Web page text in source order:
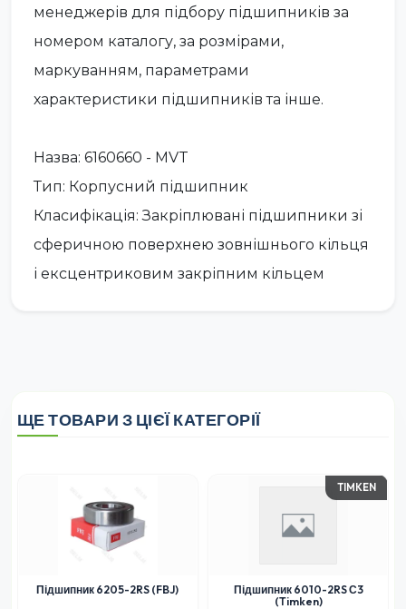
менеджерів для підбору підшипників за
номером каталогу, за розмірами,
маркуванням, параметрами
характеристики підшипників та інше.
Назва: 6160660 - MVT
Тип: Корпусний підшипник
Класифікація: Закріплювані підшипники зі
сферичною поверхнею зовнішнього кільця
і ексцентриковим закріпним кільцем
ЩЕ ТОВАРИ З ЦІЄЇ КАТЕГОРІЇ
Підшипник 6205-2RS (FBJ)
TIMKEN
Підшипник 6010-2RS С3
(Timken)